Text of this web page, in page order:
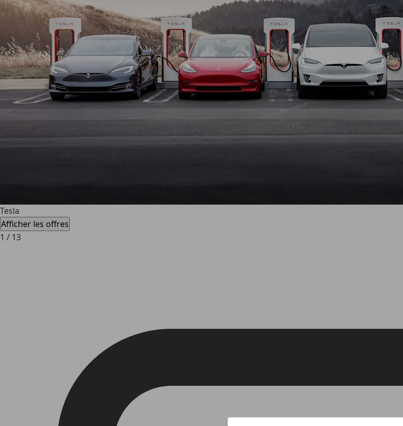
Tesla
Afficher les offres
1 / 13